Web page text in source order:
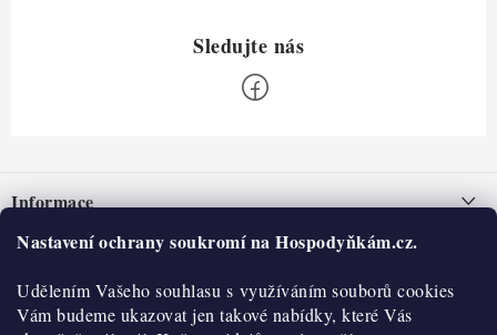
Nastavení ochrany soukromí na Hospodyňkám.cz.
Udělením Vašeho souhlasu s využíváním souborů cookies
Vám budeme ukazovat jen takové nabídky, které Vás
pInformace
Nepřevzetí zásilky na dobírku
Obchodní podmínky
Hodnocení obchodu
O nás
Historie
O nákupu